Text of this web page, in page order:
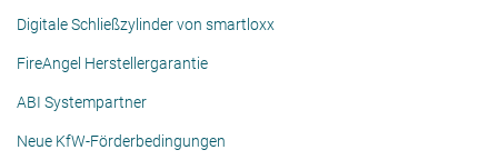
Digitale Schließzylinder von smartloxx
FireAngel Herstellergarantie
ABI Systempartner
Neue KfW-Förderbedingungen